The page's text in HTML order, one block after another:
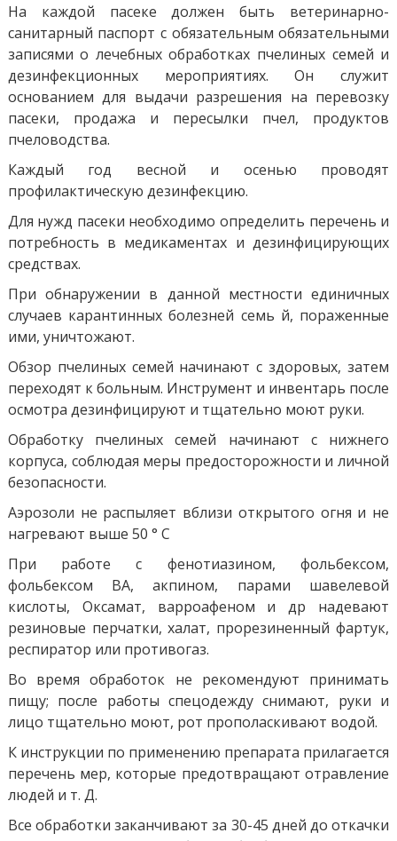
На каждой пасеке должен быть ветеринарно-
санитарный паспорт с обязательным обязательными
записями о лечебных обработках пчелиных семей и
дезинфекционных мероприятиях. Он служит
основанием для выдачи разрешения на перевозку
пасеки, продажа и пересылки пчел, продуктов
пчеловодства.
Каждый год весной и осенью проводят
профилактическую дезинфекцию.
Для нужд пасеки необходимо определить перечень и
потребность в медикаментах и ​​дезинфицирующих
средствах.
При обнаружении в данной местности единичных
случаев карантинных болезней семь й, пораженные
ими, уничтожают.
Обзор пчелиных семей начинают с здоровых, затем
переходят к больным. Инструмент и инвентарь после
осмотра дезинфицируют и тщательно моют руки.
Обработку пчелиных семей начинают с нижнего
корпуса, соблюдая меры предосторожности и личной
безопасности.
Аэрозоли не распыляет вблизи открытого огня и не
нагревают выше 50 ° С
При работе с фенотиазином, фольбексом,
фольбексом ВА, акпином, парами шавелевой
кислоты, Оксамат, варроафеном и др надевают
резиновые перчатки, халат, прорезиненный фартук,
респиратор или противогаз.
Во время обработок не рекомендуют принимать
пищу; после работы спецодежду снимают, руки и
лицо тщательно моют, рот прополаскивают водой.
К инструкции по применению препарата прилагается
перечень мер, которые предотвращают отравление
людей и т. Д.
Все обработки заканчивают за 30-45 дней до откачки